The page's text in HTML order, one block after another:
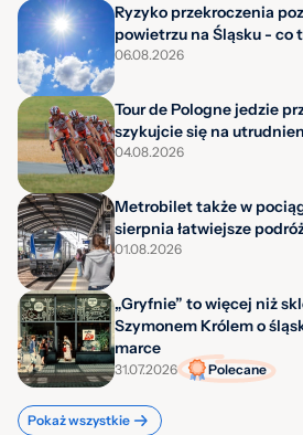
Ryzyko przekroczenia
powietrzu na Śląsku - co
06.08.2026
Tour de Pologne jedzie
szykujcie się na
04.08.2026
Metrobilet także w
sierpnia łatwiejsze
01.08.2026
„Gryfnie” to więcej niż
Szymonem Królem o
marce
31.07.2026 Polecane
Pokaż wszystkie